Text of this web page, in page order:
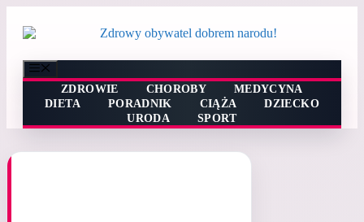
treści
ZDROWIE
CHOROBY
MEDYCYNA
DIETA
PORADNIK CIĄŻA
DZIECKO
URODA
SPORT